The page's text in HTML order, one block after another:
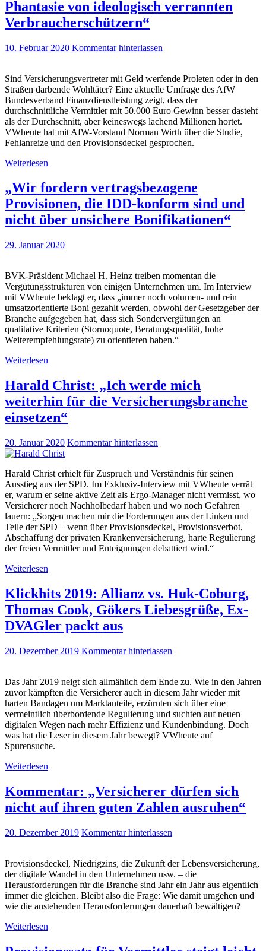
Phantasie von ideologisch verrannten
Verbraucherschützern“
10. Februar 2020 Kommentar hinterlassen
Sind Versicherungsvertreter mit Geld werfende Proleten oder in den
Straßen darbende Wohltäter? Eine aktuelle Umfrage des AfW
Bundesverband Finanzdienstleistung zeigt, dass der
durchschnittliche Vermittler mit 50.000 Euro Gewinn besser dasteht
als der Durchschnitt, aber keineswegs lachend Millionen hortet.
VWheute hat mit AfW-Vorstand Norman Wirth über die Studie,
Fehlanreize und den Provisionsdeckel gesprochen.
Weiterlesen
„Wir fordern vertragsbezogene
Provisionen, die IDD-konform sind und
nicht über unsichere Bonifikationen“
29. Januar 2020
BVK-Präsident Michael H. Heinz treiben momentan die
Vergütungsstrukturen von einigen Unternehmen um. Im Interview
mit VWheute beklagt er, dass „immer noch volumen- und rein
umsatzorientierte Boni gezahlt werden, obwohl der Gesetzgeber der
Branche aufgegeben hat, dass sich Sondervergütungen an
qualitative Kriterien (Stornoquote, Beratungsqualität, hohe
Weiterempfehlungsrate) zu orientieren haben.“
Weiterlesen
Harald Christ: „Ich werde mich
weiterhin für die Versicherungsbranche
einsetzen“
20. Januar 2020 Kommentar hinterlassen
Harald Christ erhielt für Zuspruch und Verständnis für seinen
Ausstieg aus der SPD. Im Exklusiv-Interview mit VWheute verrät
er, warum er seine aktive Zeit als Ergo-Manager nicht vermisst, wo
Versicherer noch Nachholbedarf haben und wo noch Gefahren
lauern: „Sorgen machen mir die Forderungen aus der Linken und
Teile der SPD – wenn über Provisionsdeckel, Provisionsverbot,
Abschaffung der privaten Krankenversicherung, harte Regulierung
der freien Vermittler und Enteignungen debattiert wird.“
Weiterlesen
Klickhits 2019: Allianz vs. Huk-Coburg,
Thomas Cook, Gökers Liebesgrüße, Ex-
DVAGler packt aus
20. Dezember 2019 Kommentar hinterlassen
Das Jahr 2019 neigt sich allmählich dem Ende zu. Wie in den Jahren
zuvor kämpften die Versicherer auch in diesem Jahr wieder mit
harten Bandagen um Marktanteile, erzürnten sich über eine
vermeintlich überbordende Regulierung und suchten auf neuen
digitalen Wegen nach mehr Effizienz und Kundenbindung. Doch
was hat die Leser in diesem Jahr bewegt? VWheute auf
Spurensuche.
Weiterlesen
Kommentar: „Versicherer dürfen sich
nicht auf ihren guten Zahlen ausruhen“
20. Dezember 2019 Kommentar hinterlassen
Provisionsdeckel, Niedrigzins, die Zukunft der Lebensversicherung,
der digitale Wandel in den Unternehmen usw. – die
Herausforderungen für die Branche sind Jahr ein Jahr aus eigentlich
immer die gleichen. Bleibt also die Frage: Wie damit umgehen und
wie die anstehenden Herausforderungen dauerhaft bewältigen?
Weiterlesen